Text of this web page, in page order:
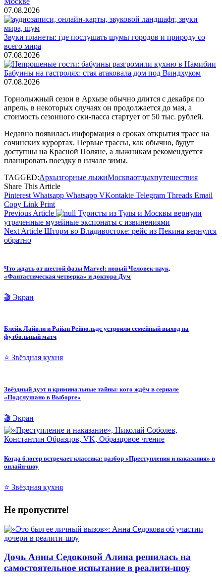
07.08.2026
Звуки планеты: где послушать шумы городов и природу со
всего мира
07.08.2026
Бабуины на гастролях: стая атаковала дом под Виндхуком
07.08.2026
Горнолыжный сезон в Архызе обычно длится с декабря по
апрель, в некоторых случаях он продолжается до мая, а
стоимость сезонного ски-пасса стартует от 50 тыс. рублей.
Недавно появилась информация о сроках открытия трасс на
сочинских курортах. Первые трассы, как обычно, будут
доступны на Красной Поляне, а лыжникам рекомендуется
планировать поездку в начале зимы.
TAGGED:Архызгорные лыжиМоскваотдыхпутешествия
Share This Article
Pinterest Whatsapp Whatsapp VKontakte Telegram Threads Email
Copy Link Print
Previous Article
Туристы из Тулы и Москвы вернули
утраченные музейные экспонаты с извинениями
Next Article Шторм во Владивостоке: рейс из Пекина вернулся
обратно
Что ждать от шестой фазы Marvel: новый Человек-паук,
«Фантастическая четверка» и доктора Дум
🎬 Экран
Блейк Лайвли и Райан Рейнольдс устроили семейный выход на
футбольный матч
⭐ Звёздная кухня
Звёздный дуэт и криминальные тайны: кого ждём в сериале
«Подслушано в Выборге»
🎬 Экран
Когда блогер встречает классика: разбор «Преступления и наказания» в
онлайн-шоу
⭐ Звёздная кухня
Не пропустите!
Дочь Анны Седоковой Алина решилась на
самостоятельное испытание в реалити-шоу